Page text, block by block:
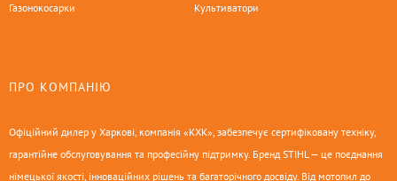
Газонокосарки
Культиватори
ПРО КОМПАНІЮ
Офіційний дилер у Харкові, компанія «КХК», забезпечує сертифіковану техніку,
гарантійне обслуговування та професійну підтримку. Бренд STIHL — це поєднання
німецької якості, інноваційних рішень та багаторічного досвіду. Від мотопил до